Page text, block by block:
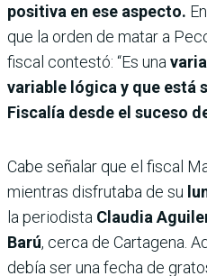
positiva en ese aspecto.
que la orden de matar a
fiscal contestó: “Es una
variable lógica y que está
Fiscalía desde el suceso
Cabe señalar que el fiscal
mientras disfrutaba de su
la periodista Claudia
Barú, cerca de Cartagena.
debía ser una fecha de